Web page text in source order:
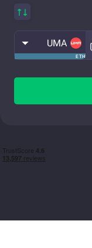
ETH
UMA